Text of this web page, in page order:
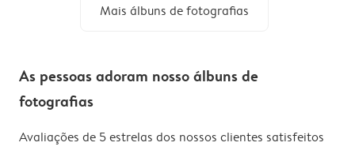
Mais álbuns de fotografias
As pessoas adoram nosso álbuns de
fotografias
Avaliações de 5 estrelas dos nossos clientes satisfeitos